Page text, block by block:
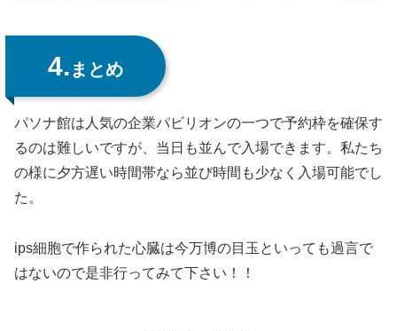
4. まとめ
パソナ館は人気の企業パビリオンの一つで予約枠を確保す
るのは難しいですが、当日も並んで入場できます。私たち
の様に夕方遅い時間帯なら並び時間も少なく入場可能でし
た。
ips細胞で作られた心臓は今万博の目玉といっても過言で
はないので是非行ってみて下さい！！